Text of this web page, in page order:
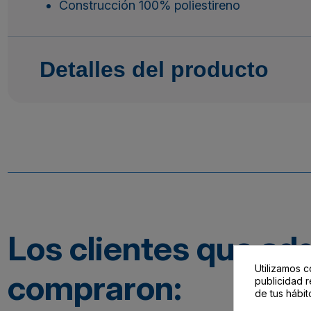
Construcción 100% poliestireno
Detalles del producto
Los clientes que
compraron:
Utilizamos
publicidad
de tus